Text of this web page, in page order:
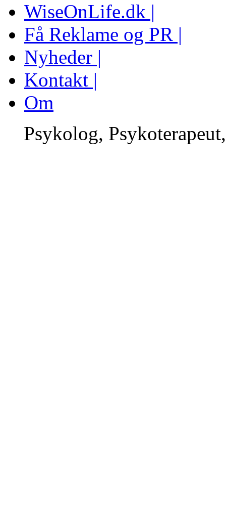
WiseOnLife.dk |
Få Reklame og PR |
Nyheder |
Kontakt |
Om
Psykolog,